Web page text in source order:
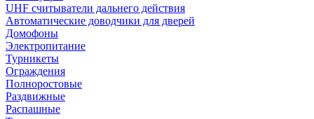
UHF считыватели дальнего действия
Автоматические доводчики для дверей
Домофоны
Электропитание
Турникеты
Ограждения
Полноростовые
Раздвижные
Распашные